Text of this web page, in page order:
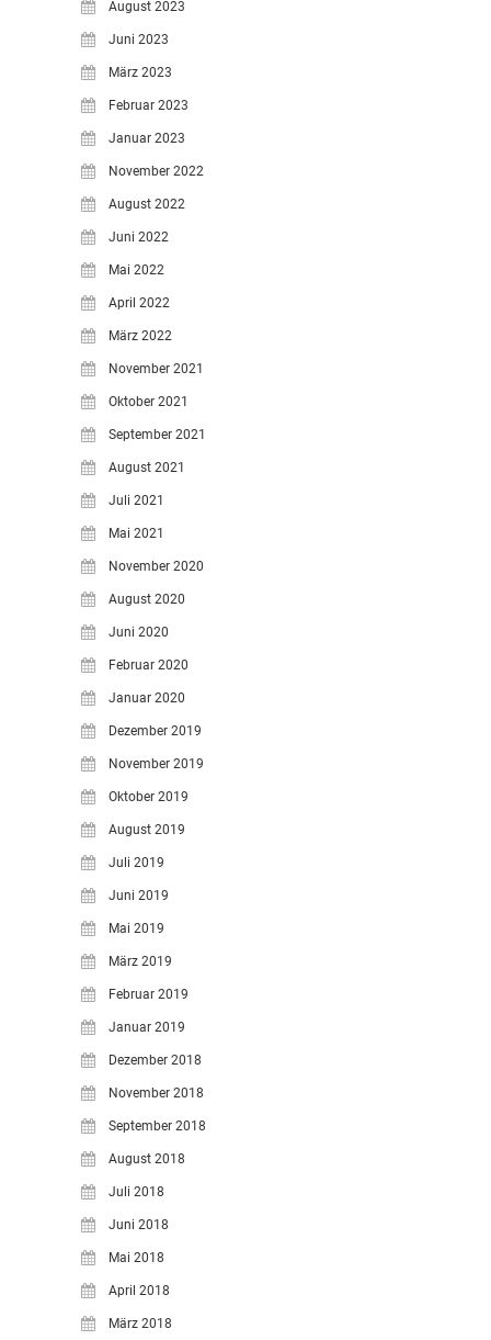
August 2023
Juni 2023
März 2023
Februar 2023
Januar 2023
November 2022
August 2022
Juni 2022
Mai 2022
April 2022
März 2022
November 2021
Oktober 2021
September 2021
August 2021
Juli 2021
Mai 2021
November 2020
August 2020
Juni 2020
Februar 2020
Januar 2020
Dezember 2019
November 2019
Oktober 2019
August 2019
Juli 2019
Juni 2019
Mai 2019
März 2019
Februar 2019
Januar 2019
Dezember 2018
November 2018
September 2018
August 2018
Juli 2018
Juni 2018
Mai 2018
April 2018
März 2018